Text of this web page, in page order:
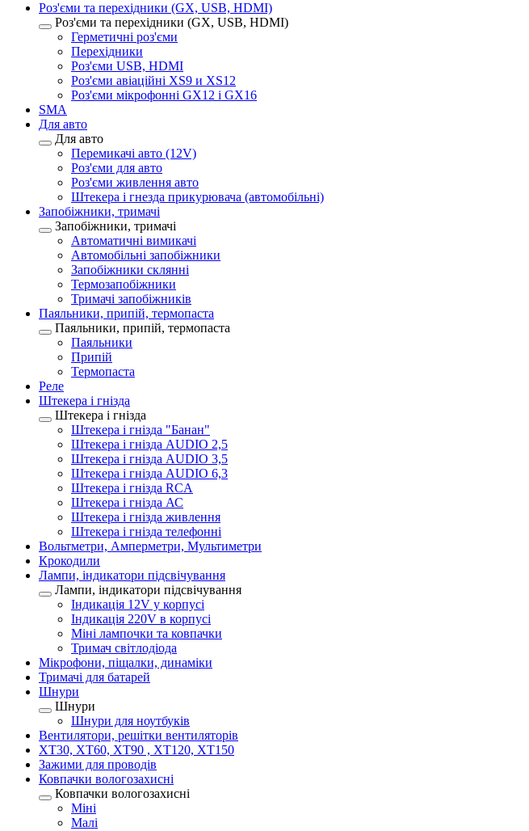
Роз'єми та перехідники (GX, USB, HDMI)
Роз'єми та перехідники (GX, USB, HDMI)
Герметичні роз'єми
Перехідники
Роз'єми USB, HDMI
Роз'єми авіаційні XS9 и XS12
Роз'єми мікрофонні GX12 і GX16
SMA
Для авто
Для авто
Перемикачі авто (12V)
Роз'єми для авто
Роз'єми живлення авто
Штекера і гнезда прикурювача (автомобільні)
Запобіжники, тримачі
Запобіжники, тримачі
Автоматичні вимикачі
Автомобільні запобіжники
Запобіжники склянні
Термозапобіжники
Тримачі запобіжників
Паяльники, припій, термопаста
Паяльники, припій, термопаста
Паяльники
Припій
Термопаста
Реле
Штекера і гнізда
Штекера і гнізда
Штекера і гнізда "Банан"
Штекера і гнізда AUDIO 2,5
Штекера і гнізда AUDIO 3,5
Штекера і гнізда AUDIO 6,3
Штекера і гнізда RCA
Штекера і гнізда АС
Штекера і гнізда живлення
Штекера і гнізда телефонні
Вольтметри, Амперметри, Мультиметри
Крокодили
Лампи, індикатори підсвічування
Лампи, індикатори підсвічування
Індикація 12V у корпусі
Індикація 220V в корпусі
Міні лампочки та ковпачки
Тримач світлодіода
Мікрофони, піщалки, динаміки
Тримачі для батарей
Шнури
Шнури
Шнури для ноутбуків
Вентилятори, решітки вентиляторів
XT30, XT60, XT90 , XT120, XT150
Зажими для проводів
Ковпачки вологозахисні
Ковпачки вологозахисні
Міні
Малі